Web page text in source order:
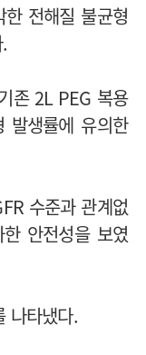
전해질 불균형
존 2L PEG 복용
발생률에 유의한
수준과 관계없
안전성을 보였
나타냈다.